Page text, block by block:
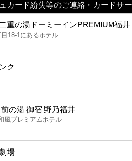
カード紛失等のご連絡・カードサ
重の湯ドーミーインPREMIUM福井
18-1にあるホテル
ク
の湯 御宿 野乃福井
風プレミアムホテル
場